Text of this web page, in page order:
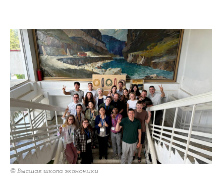
© Высшая школа экономики